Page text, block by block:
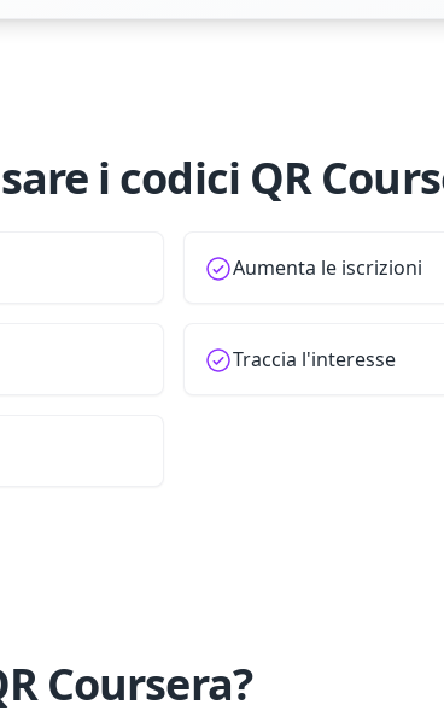
i codici QR
Aumenta le iscrizioni
Traccia l'interesse
Coursera?